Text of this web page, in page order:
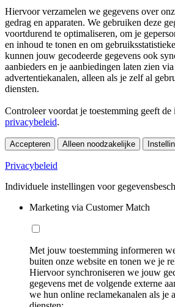
Hiervoor verzamelen we gegevens over
gedrag en apparaten. We gebruiken deze
voortdurend te optimaliseren, om je
en inhoud te tonen en om
kunnen jouw gecodeerde gegevens ook
aanbieders en je aanbiedingen laten zien
advertentiekanalen, alleen als je zelf al
diensten.
Controleer voordat je toestemming geeft de
privacybeleid.
Accepteren Alleen noodzakelijke
Privacybeleid
Individuele instellingen voor
Marketing via Customer Match
Met jouw toestemming informeren
buiten onze website en tonen we je
Hiervoor synchroniseren we jouw
gegevens met de volgende externe
we hun online reclamekanalen als je